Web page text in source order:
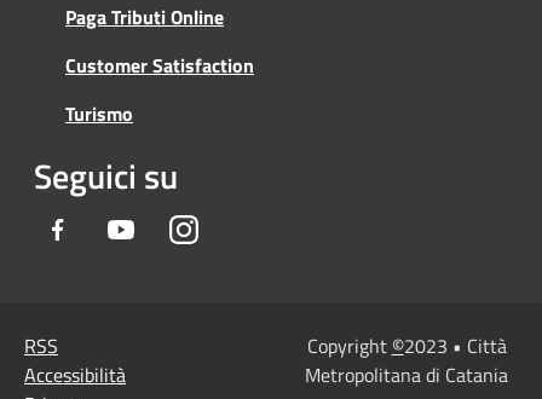
Paga Tributi Online
Customer Satisfaction
Turismo
Seguici su
Facebook YoutubeInstagram
RSS
Accessibilità
Copyright ©2023 • Città
Metropolitana di Catania